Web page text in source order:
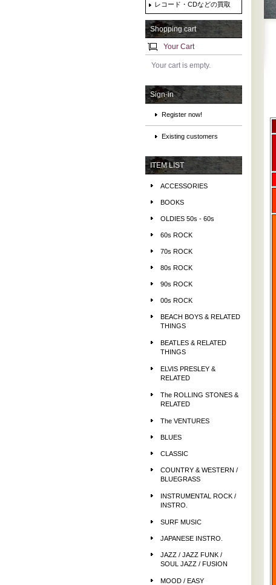
レコード・CDなどの買取
Shopping cart
Your Cart
Your cart is empty.
Sign-in
Register now!
Existing customers
ITEM LIST
ACCESSORIES
BOOKS
OLDIES 50s - 60s
60s ROCK
70s ROCK
80s ROCK
90s ROCK
00s ROCK
BEACH BOYS & RELATED
THINGS
BEATLES & RELATED
THINGS
ELVIS PRESLEY &
RELATED
The ROLLING STONES &
RELATED
The VENTURES
BLUES
CLASSIC
COUNTRY & WESTERN /
BLUEGRASS
INSTRUMENTAL ROCK /
INSTRO.
SURF MUSIC
JAPANESE INSTRO.
JAZZ / JAZZ FUNK /
SOUL JAZZ / FUSION
MOOD / EASY